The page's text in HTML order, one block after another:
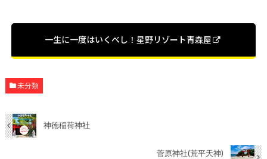
一生に一度はいくべし！星野リゾート青森屋
未分類
神徳稲荷神社
菅原神社(荒平天神)